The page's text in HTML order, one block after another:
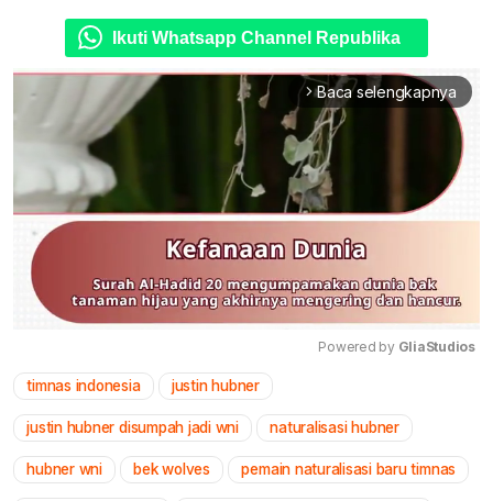
Ikuti Whatsapp Channel Republika
arrow_forward_ios Baca selengkapnya
Powered by GliaStudios
timnas indonesia justin hubner
justin hubner disumpah jadi wni naturalisasi hubner
hubner wni bek wolves pemain naturalisasi baru timnas